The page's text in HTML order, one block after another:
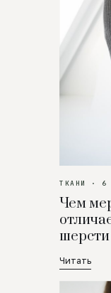
ТКАНИ · 6
Чем
шерсти
Читать